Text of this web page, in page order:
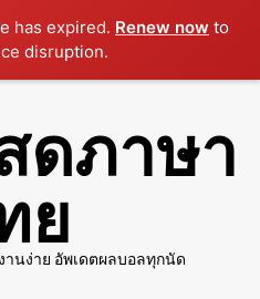
has expired. Renew now to
disruption.
ดภาษา
ย
นง่าย อัพเดตผลบอลทุกนัด